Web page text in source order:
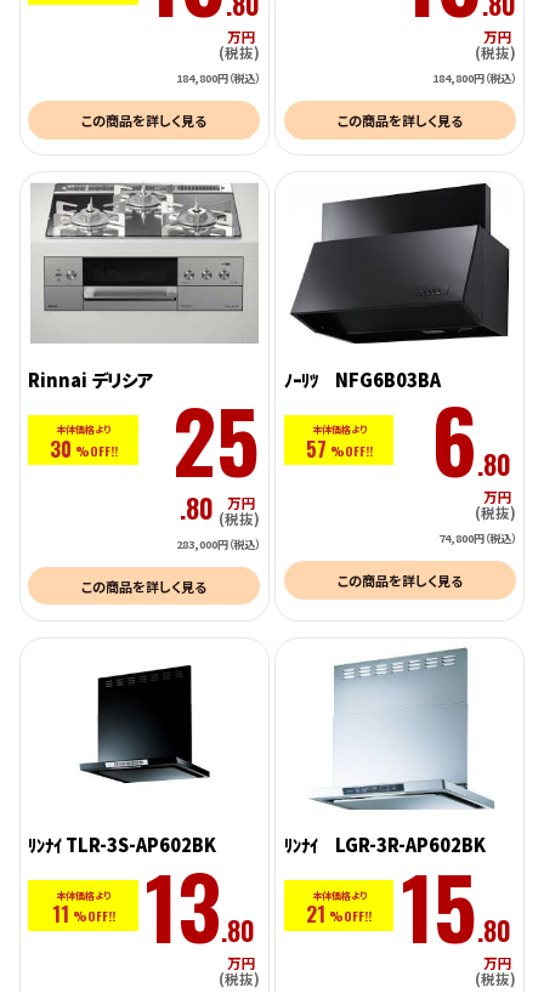
万円
(税抜)
184,800円（税込）
この商品を詳しく見る
万円
(税抜)
184,800円（税込）
この商品を詳しく見る
Rinnai デリシア
本体価格より
30 %OFF!! 25
.80
万円
(税抜)
283,000円（税込）
この商品を詳しく見る
ﾉｰﾘﾂ NFG6B03BA
本体価格より
57 %OFF!! 6.80
万円
(税抜)
74,800円（税込）
この商品を詳しく見る
ﾘﾝﾅｲ TLR-3S-AP602BK
本体価格より
11 %OFF!! 13.80
万円
(税抜)
ﾘﾝﾅｲ LGR-3R-AP602BK
本体価格より
21 %OFF!! 15.80
万円
(税抜)